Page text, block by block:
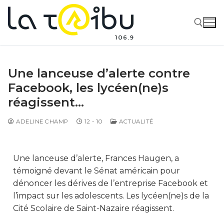
Une lanceuse d’alerte contre
Facebook, les lycéen(ne)s
réagissent…
ADELINE CHAMP 12 - 10 ACTUALITÉ
Une lanceuse d’alerte, Frances Haugen, a
témoigné devant le Sénat américain pour
dénoncer les dérives de l’entreprise Facebook et
l’impact sur les adolescents. Les lycéen(ne)s de la
Cité Scolaire de Saint-Nazaire réagissent.